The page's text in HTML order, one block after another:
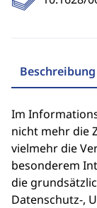
Beschreibung
Im
nicht mehr die
vielmehr die
besonderem
die
Datenschutz-,